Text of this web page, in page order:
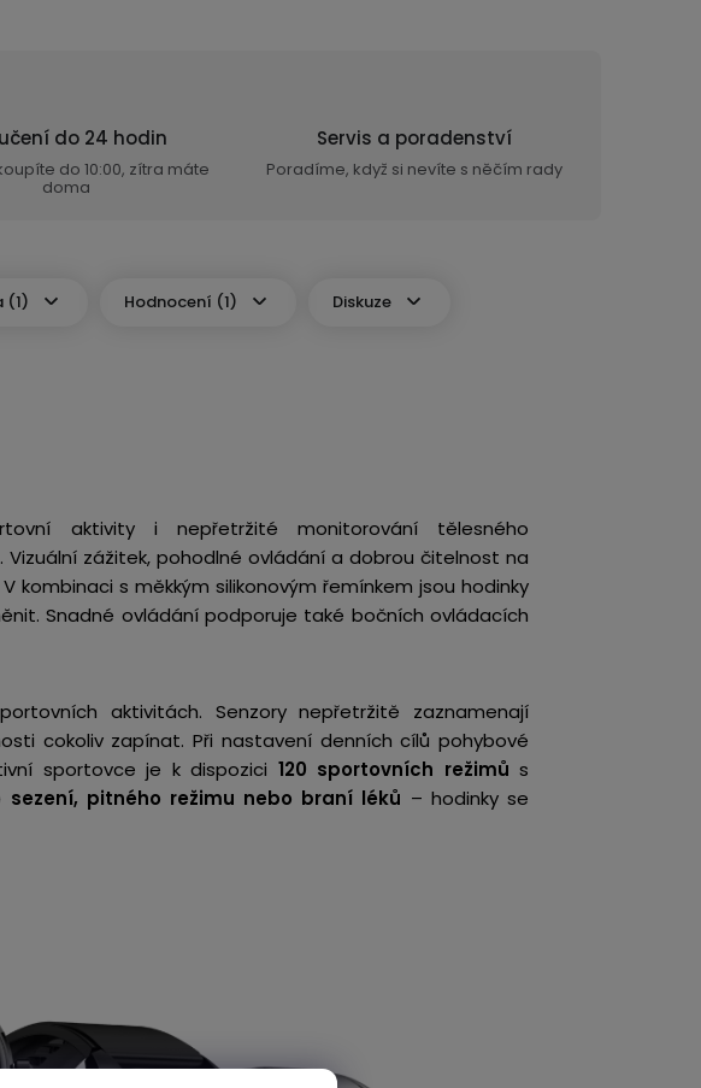
do 24 hodin
do 10:00, zítra máte
doma
Servis a poradenství
Poradíme, když si nevíte s něčím rady
(1) Hodnocení (1) Diskuze
aktivity i nepřetržité monitorování tělesného
. Vizuální zážitek, pohodlné ovládání a dobrou čitelnost na
V kombinaci s měkkým silikonovým řemínkem jsou hodinky
Snadné ovládání podporuje také bočních ovládacích
aktivitách. Senzory nepřetržitě zaznamenají
cokoliv zapínat. Při nastavení denních cílů pohybové
sportovce je k dispozici 120 sportovních režimů s
pitného režimu nebo braní léků – hodinky se